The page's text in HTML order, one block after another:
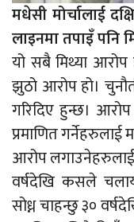
मधेसी मोर्चालाई
लाइनमा तपाइँ पनि
यो सबै मिथ्या आरोप
झुठो आरोप हो।
गरिदिए हुन्छ।
प्रमाणित गर्नेहरुलाई
आरोप
वर्षदेखि कसले
सोध्न चाहन्छु ३०